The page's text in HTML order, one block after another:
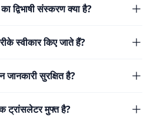
द्विभाषी संस्करण क्या है?
स्वीकार किए जाते हैं?
जानकारी सुरक्षित है?
ट्रांसलेटर मुफ्त है?